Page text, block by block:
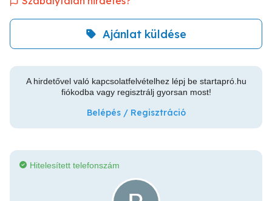
Ajánlat küldése
A hirdetővel való kapcsolatfelvételhez lépj be startapró.hu
fiókodba vagy regisztrálj gyorsan most!
Belépés / Regisztráció
Hitelesített telefonszám